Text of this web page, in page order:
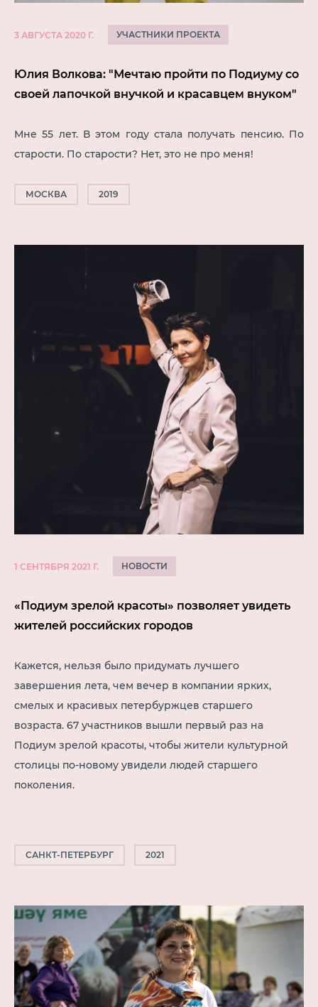
3 АВГУСТА 2020 Г. УЧАСТНИКИ ПРОЕКТА
Юлия Волкова: "Мечтаю пройти по Подиуму со
своей лапочкой внучкой и красавцем внуком"
Мне 55 лет. В этом году стала получать пенсию. По
старости. По старости? Нет, это не про меня!
МОСКВА 2019
1 СЕНТЯБРЯ 2021 Г. НОВОСТИ
«Подиум зрелой красоты» позволяет увидеть
жителей российских городов
Кажется, нельзя было придумать лучшего
завершения лета, чем вечер в компании ярких,
смелых и красивых петербуржцев старшего
возраста. 67 участников вышли первый раз на
Подиум зрелой красоты, чтобы жители культурной
столицы по-новому увидели людей старшего
поколения.
САНКТ-ПЕТЕРБУРГ 2021